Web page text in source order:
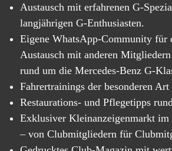
Austausch mit erfahrenen G-
langjährigen G-Enthusiasten.
Eigene WhatsApp-Community für
Austausch mit anderen
rund um die Mercedes-Benz G-
Fahrertrainings der besonderen Art
Restaurations- und Pflegetipps
Exklusiver Kleinanzeigenmarkt
– von Clubmitgliedern für